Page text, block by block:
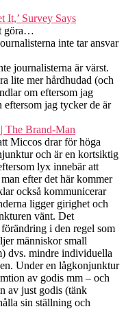
It,’ Survey Says
göra…
inte tar ansvar
journalisterna är värst.
lite mer hårdhudad (och
om eftersom jag
jag tycker de är
The Brand-Man
Miccos drar för höga
och är en kortsiktig
lyx innebär att
efter det här kommer
också kommunicerar
ligger girighet och
vänt. Det
i den regel som
människor small
dvs. mindre individuella
Under en lågkonjunktur
av godis mm – och
av just godis (tänk
sin ställning och